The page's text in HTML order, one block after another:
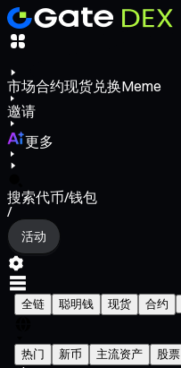
市场合约现货兑换Meme
邀请
更多
搜索代币/钱包
/
活动
全链 聪明钱 现货 合约
热门 新币 主流资产 股票